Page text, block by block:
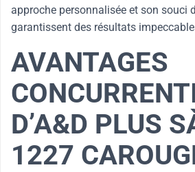
approche personnalisée et son souci
garantissent des résultats
AVANTAGES
D’A&D PLUS
1227